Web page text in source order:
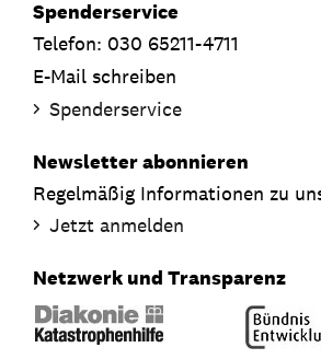
Spenderservice
Telefon: 030 65211-4711
E-Mail schreiben
Spenderservice
Newsletter abonnieren
Regelmäßig Informationen zu
Jetzt anmelden
Netzwerk und Transparenz